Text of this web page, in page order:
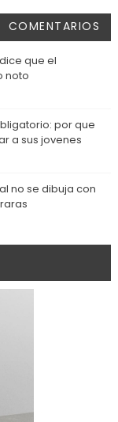
COMENTARIOS
que el
noto
por que
a sus jovenes
no se dibuja con